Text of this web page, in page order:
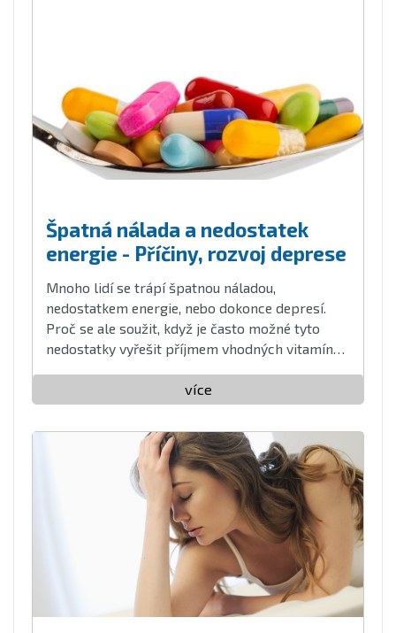
Špatná nálada a nedostatek
energie - Příčiny, rozvoj deprese
Mnoho lidí se trápí špatnou náladou,
nedostatkem energie, nebo dokonce depresí.
Proč se ale soužit, když je často možné tyto
nedostatky vyřešit příjmem vhodných vitamínů
více